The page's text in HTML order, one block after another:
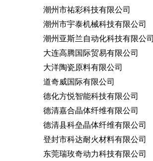
潮州市祐彩科技有限公司
潮州市宇泰机械科技有限公司
潮州亚斯兰自动化科技有限公司
大连高腾国际贸易有限公司
大洋陶瓷原料有限公司
道奇威国际有限公司
德化方悦智能科技有限公司
德清嘉合晶体纤维有限公司
德清县科垒晶体纤维有限公司
登封市科达耐火材料有限公司
东莞瑞玫奇动力科技有限公司